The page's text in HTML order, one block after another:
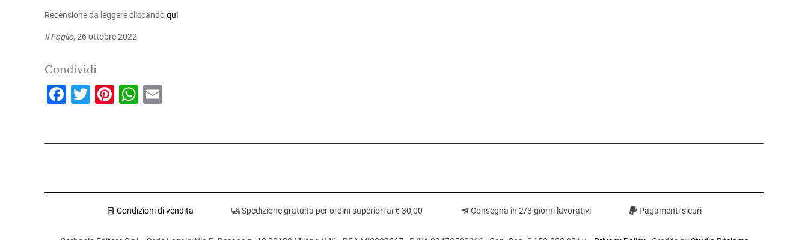
Recensione da leggere cliccandoqui
Il Foglio, 26 ottobre 2022
Condividi
Facebook
Twitter
Pinterest
WhatsApp
Condizioni di vendita Spedizione gratuita per ordini superiori ai € 30,00 Consegna in 2/3 giorni lavorativi Pagamenti sicuri